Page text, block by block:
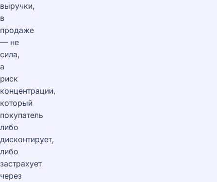
выручки,
в
продаже
— не
сила,
а
риск
концентрации,
который
покупатель
либо
дисконтирует,
либо
застрахует
через